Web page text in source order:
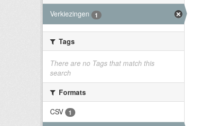
Verkiezingen
1
Tags
There are no Tags that match this
search
Formats
CSV
1